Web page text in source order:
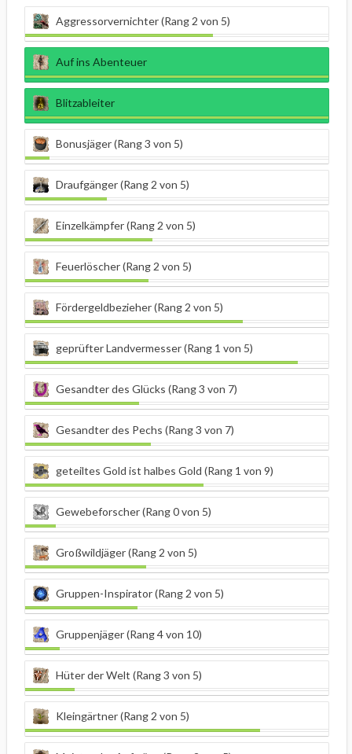
Aggressorvernichter (Rang 2 von 5)
Auf ins Abenteuer
Blitzableiter
Bonusjäger (Rang 3 von 5)
Draufgänger (Rang 2 von 5)
Einzelkämpfer (Rang 2 von 5)
Feuerlöscher (Rang 2 von 5)
Fördergeldbezieher (Rang 2 von 5)
geprüfter Landvermesser (Rang 1 von 5)
Gesandter des Glücks (Rang 3 von 7)
Gesandter des Pechs (Rang 3 von 7)
geteiltes Gold ist halbes Gold (Rang 1 von 9)
Gewebeforscher (Rang 0 von 5)
Großwildjäger (Rang 2 von 5)
Gruppen-Inspirator (Rang 2 von 5)
Gruppenjäger (Rang 4 von 10)
Hüter der Welt (Rang 3 von 5)
Kleingärtner (Rang 2 von 5)